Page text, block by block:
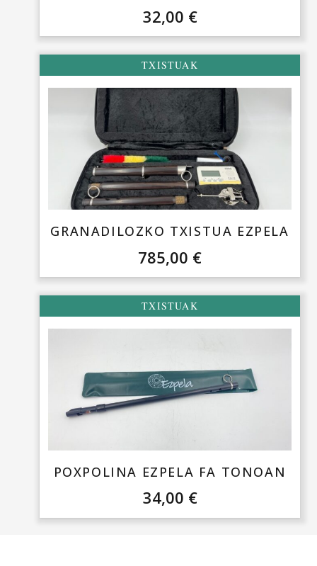
32,00 €
TXISTUAK
GRANADILOZKO TXISTUA EZPELA
785,00 €
TXISTUAK
POXPOLINA EZPELA FA TONOAN
34,00 €